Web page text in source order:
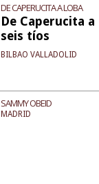
DE CAPERUCITA A LOBA
De Caperucita
seis tíos
BILBAO VALLADOLID
SAMMY OBEID
MADRID